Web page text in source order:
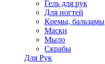
Гель для рук
Для ногтей
Кремы, бальзамы
Маски
Мыло
Скрабы
Для Рук